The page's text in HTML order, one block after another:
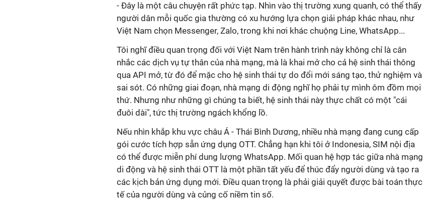
- Đây là một câu chuyện rất phức tạp. Nhìn vào thị trường xung quanh, có thể thấy
người dân mỗi quốc gia thường có xu hướng lựa chọn giải pháp khác nhau, như
Việt Nam chọn Messenger, Zalo, trong khi nơi khác chuộng Line, WhatsApp...
Tôi nghĩ điều quan trọng đối với Việt Nam trên hành trình này không chỉ là cân
nhắc các dịch vụ tự thân của nhà mạng, mà là khai mở cho cả hệ sinh thái thông
qua API mở, từ đó để mặc cho hệ sinh thái tự do đổi mới sáng tạo, thử nghiệm và
sai sót. Có những giai đoạn, nhà mạng di động nghĩ họ phải tự mình ôm đồm mọi
thứ. Nhưng như những gì chúng ta biết, hệ sinh thái này thực chất có một "cái
đuôi dài", tức thị trường ngách khổng lồ.
Nếu nhìn khắp khu vực châu Á - Thái Bình Dương, nhiều nhà mạng đang cung cấp
gói cước tích hợp sẵn ứng dụng OTT. Chẳng hạn khi tôi ở Indonesia, SIM nội địa
có thể được miễn phí dung lượng WhatsApp. Mối quan hệ hợp tác giữa nhà mạng
di động và hệ sinh thái OTT là một phần tất yếu để thúc đẩy người dùng và tạo ra
các kịch bản ứng dụng mới. Điều quan trọng là phải giải quyết được bài toán thực
tế của người dùng và củng cố niềm tin số.